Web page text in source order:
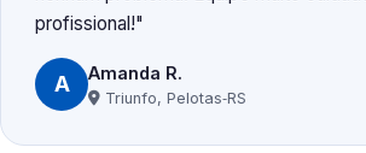
profissional!
A Amanda R.
Triunfo, Pelotas‑RS